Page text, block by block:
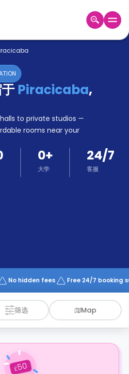
BRL
Piracicaba,
to private studios —
rooms near your
0+
大学
24/7
客服
No hidden fees Free 24/7 booking
筛选 Map
£50